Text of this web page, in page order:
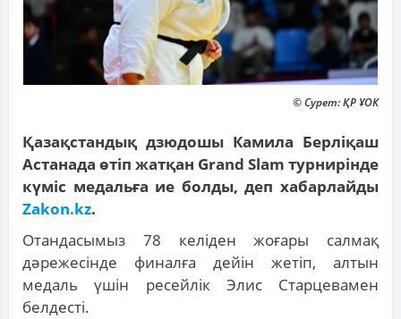
© Сурет: ҚР ҰОК
Қазақстандық дзюдошы Камила Берліқаш
Астанада өтіп жатқан Grand Slam турнирінде
күміс медальға ие болды, деп хабарлайды
Zakon.kz.
Отандасымыз 78 келіден жоғары салмақ
дәрежесінде финалға дейін жетіп, алтын
медаль үшін ресейлік Элис Старцевамен
белдесті.